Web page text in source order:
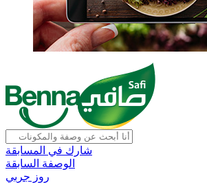
شارك في المسابقة
الوصفة السابقة
روز جربي